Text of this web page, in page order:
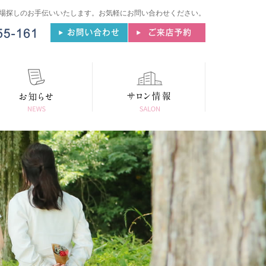
探しのお手伝いいたします。 お気軽にお問い合わせください。